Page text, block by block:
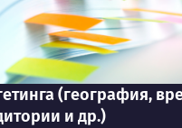
(география,
и др.)